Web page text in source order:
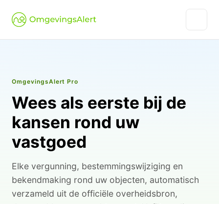
OmgevingsAlert Pro
Wees als eerste bij de
kansen rond uw
vastgoed
Elke vergunning, bestemmingswijziging en
bekendmaking rond uw objecten, automatisch
verzameld uit de officiële overheidsbron,